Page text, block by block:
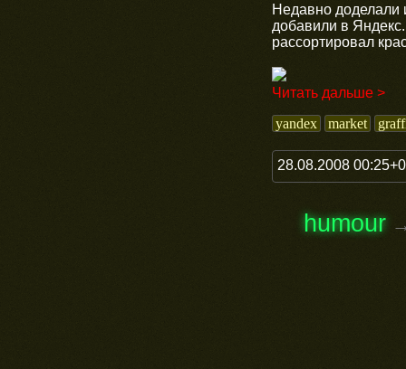
Недавно доделали
добавили в
рассортировал
Читать дальше >
yandex
market
28.08.2008
humour